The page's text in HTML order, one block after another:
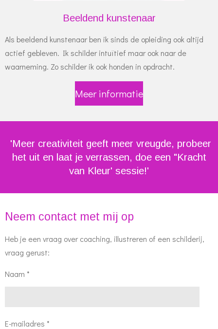
Beeldend kunstenaar
Als beeldend kunstenaar ben ik sinds de opleiding ook altijd
actief gebleven. Ik schilder intuïtief maar ook naar de
waarneming. Zo schilder ik ook honden in opdracht.
Meer informatie
'Meer creativiteit geeft meer vreugde, probeer
het uit en laat je verrassen, doe een "Kracht
van Kleur' sessie!'
Neem contact met mij op
Heb je een vraag over coaching, illustreren of een schilderij,
vraag gerust:
Naam *
E-mailadres *